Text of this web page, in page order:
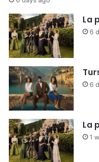
La
6
6
La
1